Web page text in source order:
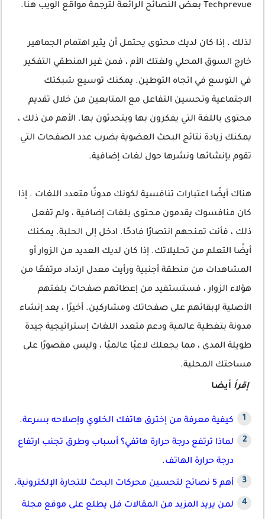
Techprevue بعض النصائح الرائعة لترجمة مواقع الويب هنا.
لذلك ، إذا كان لديك محتوى يحتمل أن يثير اهتمام الجماهير
خارج السوق المحلي ولغتك الأم ، فمن غير المنطقي التفكير
في التوسع في اتجاه التوطين. يمكنك توسيع شبكتك
الاجتماعية وتحسين التفاعل مع المتابعين من خلال تقديم
محتوى باللغة التي يفكرون بها ويتحدثون بها. الأهم من ذلك ،
يمكنك زيادة نتائج البحث العضوية بضرب عدد الصفحات التي
تقوم بإنشائها ونشرها حول لغات إضافية.
هناك أيضًا اعتبارات تنافسية لكونك مدونًا متعدد اللغات . إذا
كان منافسوك يقدمون محتوى بلغات إضافية ، ولم تفعل
ذلك ، فأنت تمنحهم انتصارًا فادحًا. ادخل إلى الحلبة. يمكنك
أيضًا التعلم من تحليلاتك. إذا كان لديك العديد من الزوار أو
المشاهدات من منطقة أجنبية ورأيت معدل ارتداد مرتفعًا من
هؤلاء الزوار ، فستستفيد من إعطائهم صفحات بلغتهم
الأصلية لإبقائهم على صفحاتك ومشاركين. أخيرًا ، يعد إنشاء
مدونة بتغطية عالمية ودعم متعدد اللغات إستراتيجية جيدة
طويلة المدى ، مما يجعلك لاعبًا عالميًا ، وليس مقصورًا على
مساحتك المحلية.
إقرأ أيضا
كيفية معرفة من إخترق هاتفك الخلوي وإصلاحه بسرعة.
لماذا ترتفع درجة حرارة هاتفي؟ أسباب وطرق تجنب ارتفاع
درجة حرارة الهاتف.
أهم 5 نصائح لتحسين محركات البحث للتجارة الإلكترونية .
لمن يريد المزيد من المقالات فل يطلع على موقع مجلة